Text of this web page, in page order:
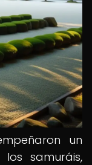
un
samuráis,